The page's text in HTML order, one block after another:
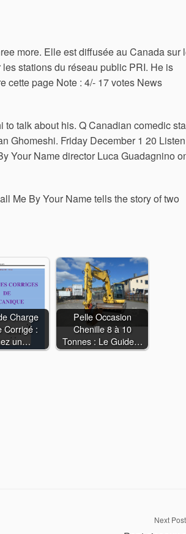
more. Elle est diffusée au Canada sur
stations du réseau public PRI. He is
cette page Note : 4/- ‎17 votes News
talk about his. Q Canadian comedic
Ghomeshi. Friday December 1 20
Your Name director Luca Guadagnino
Me By Your Name tells the story of two
Charge
Corrigé :
un…
Pelle Occasion
Chenille 8 à 10
Tonnes : Le Guide…
Next Post